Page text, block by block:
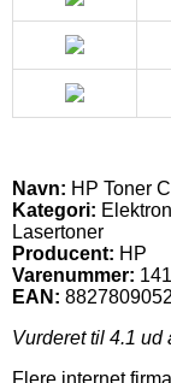
Navn: HP Toner
Kategori:
Lasertoner
Producent: HP
Varenummer:
EAN:
Vurderet til 4.1 ud
Flere internet